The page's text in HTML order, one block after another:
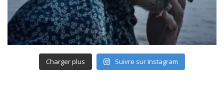
Charger plus Suivre sur Instagram